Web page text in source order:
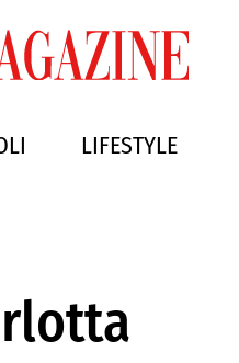
LIFESTYLE